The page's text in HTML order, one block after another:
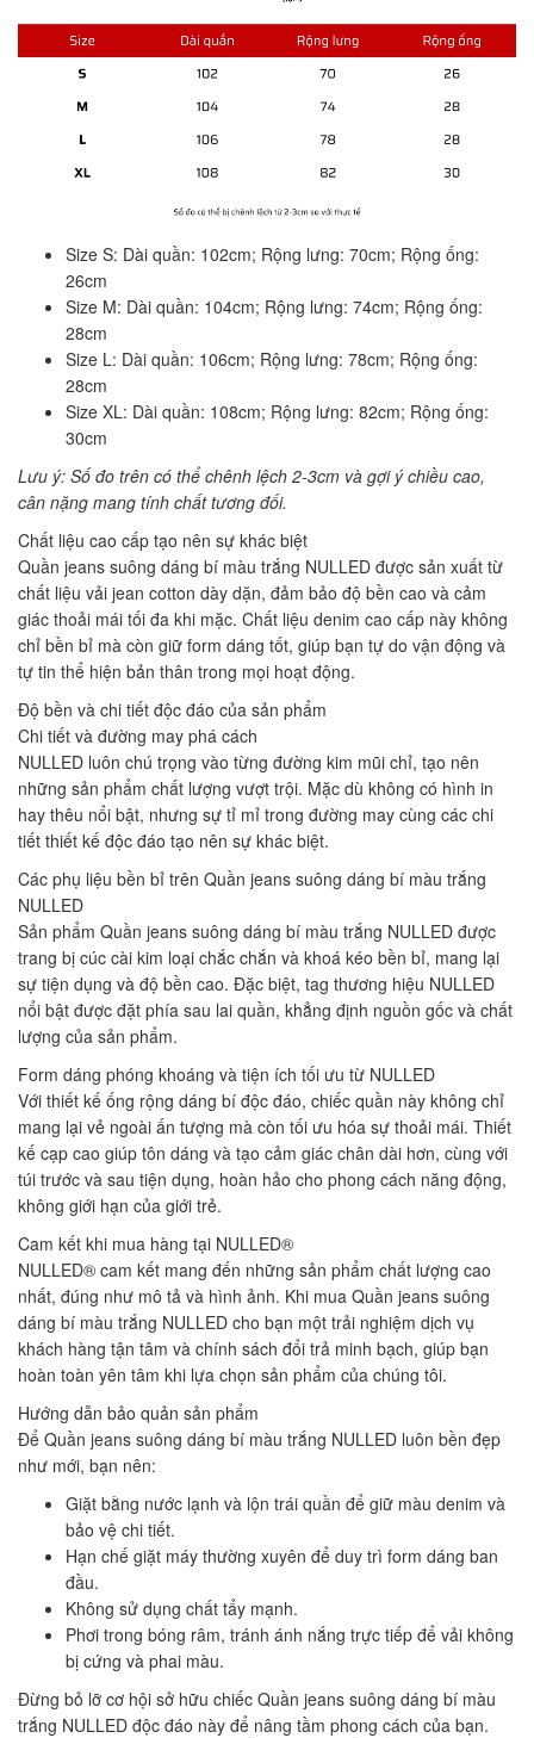
Size S: Dài quần: 102cm; Rộng lưng: 70cm; Rộng ống:
26cm
Size M: Dài quần: 104cm; Rộng lưng: 74cm; Rộng ống:
28cm
Size L: Dài quần: 106cm; Rộng lưng: 78cm; Rộng ống:
28cm
Size XL: Dài quần: 108cm; Rộng lưng: 82cm; Rộng ống:
30cm
Lưu ý: Số đo trên có thể chênh lệch 2-3cm và gợi ý chiều cao,
cân nặng mang tính chất tương đối.
Chất liệu cao cấp tạo nên sự khác biệt
Quần jeans suông dáng bí màu trắng NULLED được sản xuất từ
chất liệu vải jean cotton dày dặn, đảm bảo độ bền cao và cảm
giác thoải mái tối đa khi mặc. Chất liệu denim cao cấp này không
chỉ bền bỉ mà còn giữ form dáng tốt, giúp bạn tự do vận động và
tự tin thể hiện bản thân trong mọi hoạt động.
Độ bền và chi tiết độc đáo của sản phẩm
Chi tiết và đường may phá cách
NULLED luôn chú trọng vào từng đường kim mũi chỉ, tạo nên
những sản phẩm chất lượng vượt trội. Mặc dù không có hình in
hay thêu nổi bật, nhưng sự tỉ mỉ trong đường may cùng các chi
tiết thiết kế độc đáo tạo nên sự khác biệt.
Các phụ liệu bền bỉ trên Quần jeans suông dáng bí màu trắng
NULLED
Sản phẩm Quần jeans suông dáng bí màu trắng NULLED được
trang bị cúc cài kim loại chắc chắn và khoá kéo bền bỉ, mang lại
sự tiện dụng và độ bền cao. Đặc biệt, tag thương hiệu NULLED
nổi bật được đặt phía sau lai quần, khẳng định nguồn gốc và chất
lượng của sản phẩm.
Form dáng phóng khoáng và tiện ích tối ưu từ NULLED
Với thiết kế ống rộng dáng bí độc đáo, chiếc quần này không chỉ
mang lại vẻ ngoài ấn tượng mà còn tối ưu hóa sự thoải mái. Thiết
kế cạp cao giúp tôn dáng và tạo cảm giác chân dài hơn, cùng với
túi trước và sau tiện dụng, hoàn hảo cho phong cách năng động,
không giới hạn của giới trẻ.
Cam kết khi mua hàng tại NULLED®
NULLED® cam kết mang đến những sản phẩm chất lượng cao
nhất, đúng như mô tả và hình ảnh. Khi mua Quần jeans suông
dáng bí màu trắng NULLED cho bạn một trải nghiệm dịch vụ
khách hàng tận tâm và chính sách đổi trả minh bạch, giúp bạn
hoàn toàn yên tâm khi lựa chọn sản phẩm của chúng tôi.
Hướng dẫn bảo quản sản phẩm
Để Quần jeans suông dáng bí màu trắng NULLED luôn bền đẹp
như mới, bạn nên:
Giặt bằng nước lạnh và lộn trái quần để giữ màu denim và
bảo vệ chi tiết.
Hạn chế giặt máy thường xuyên để duy trì form dáng ban
đầu.
Không sử dụng chất tẩy mạnh.
Phơi trong bóng râm, tránh ánh nắng trực tiếp để vải không
bị cứng và phai màu.
Đừng bỏ lỡ cơ hội sở hữu chiếc Quần jeans suông dáng bí màu
trắng NULLED độc đáo này để nâng tầm phong cách của bạn.